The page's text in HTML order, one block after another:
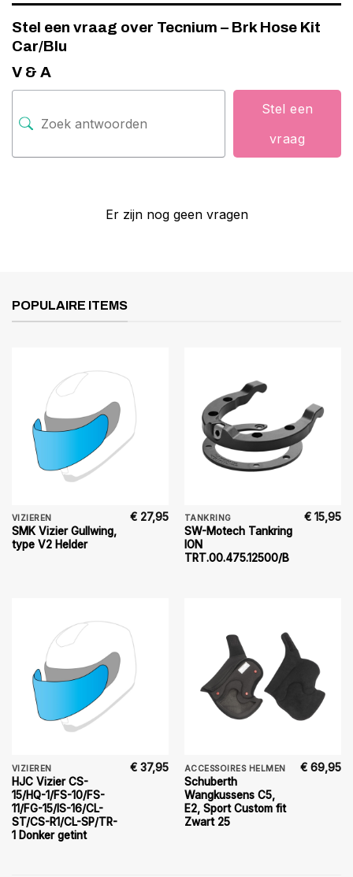
Stel een vraag over Tecnium – Brk Hose Kit
Car/Blu
V & A
Stel een
vraag
Er zijn nog geen vragen
POPULAIRE ITEMS
VIZIEREN
SMK Vizier Gullwing,
type V2 Helder
€ 27,95 TANKRING
SW-Motech Tankring
ION
TRT.00.475.12500/B
€ 15,95
VIZIEREN
HJC Vizier CS-
15/HQ-1/FS-10/FS-
11/FG-15/IS-16/CL-
ST/CS-R1/CL-SP/TR-
1 Donker getint
€ 37,95 ACCESSOIRES HELMEN
Schuberth
Wangkussens C5,
E2, Sport Custom fit
Zwart 25
€ 69,95